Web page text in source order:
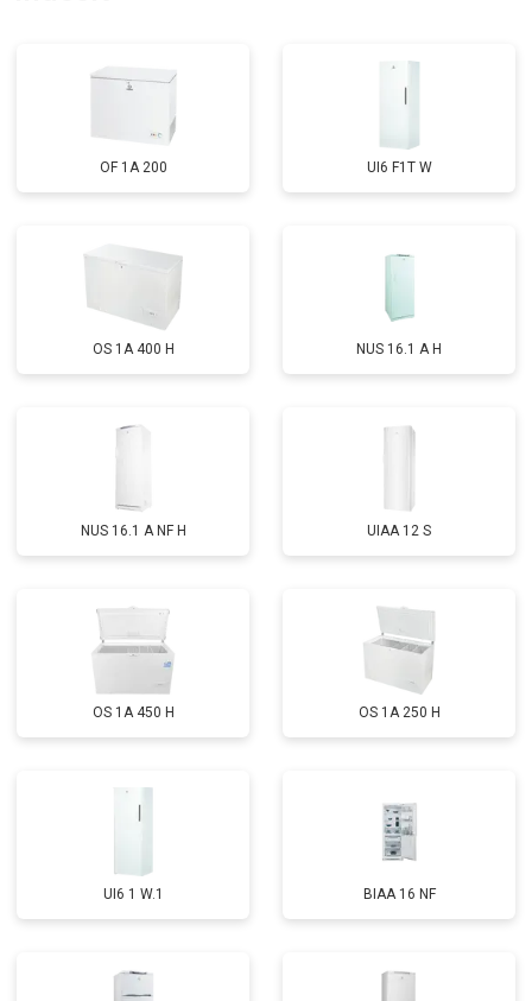
Устранение утечки хладагента
OF 1A 200 UI6 F1T W
OS 1A 400 H NUS 16.1 A H
NUS 16.1 A NF H UIAA 12 S
OS 1A 450 H OS 1A 250 H
UI6 1 W.1 BIAA 16 NF